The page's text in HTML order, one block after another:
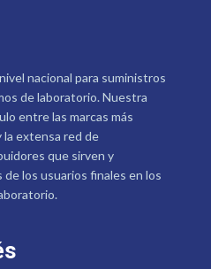
nacional para suministros
de laboratorio. Nuestra
entre las marcas más
la extensa red de
que sirven y
los usuarios finales en los